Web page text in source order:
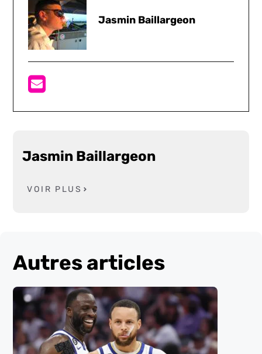
Jasmin Baillargeon
Jasmin Baillargeon
VOIR PLUS
Autres articles